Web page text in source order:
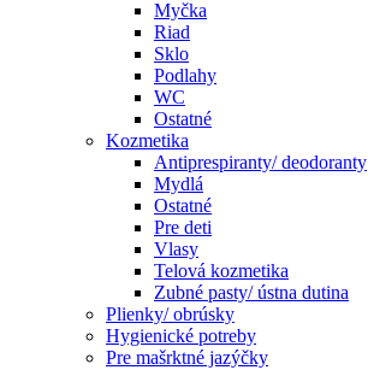
Myčka
Riad
Sklo
Podlahy
WC
Ostatné
Kozmetika
Antiprespiranty/ deodoranty
Mydlá
Ostatné
Pre deti
Vlasy
Telová kozmetika
Zubné pasty/ ústna dutina
Plienky/ obrúsky
Hygienické potreby
Pre mašrktné jazýčky